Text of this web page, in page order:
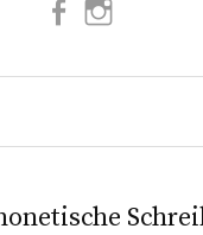
Facebook